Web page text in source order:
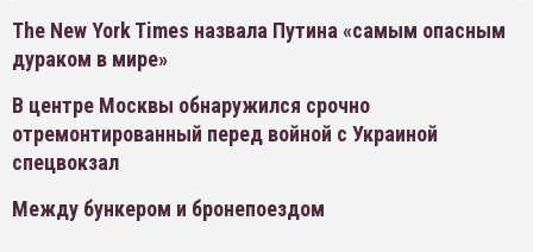
The New York Times назвала Путина «самым опасным
дураком в мире»
В центре Москвы обнаружился срочно
отремонтированный перед войной с Украиной
спецвокзал
Между бункером и бронепоездом